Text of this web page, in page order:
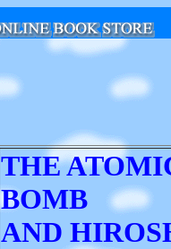
THE
BOMB
AND